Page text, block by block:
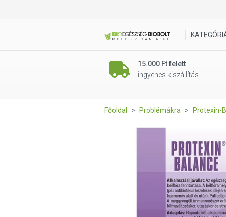
15.000 Ft felett
ingyenes kiszállítás
Főoldal Problémákra Protexin-